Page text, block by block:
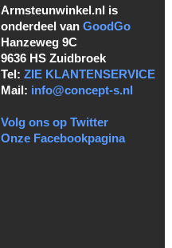
Armsteunwinkel.nl is
onderdeel van GoodGo
Hanzeweg 9C
9636 HS Zuidbroek
Tel: ZIE KLANTENSERVICE
Mail: info@concept-s.nl
Volg ons op Twitter
Onze Facebookpagina